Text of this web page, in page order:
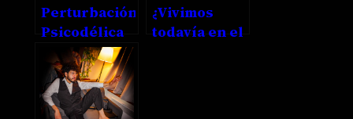
Perturbación
Psicodélica
¿Vivimos
todavía en el